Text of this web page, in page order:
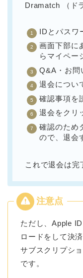
Dramatch （ド
IDとパスワ
画面下部に
らマイペー
Q&A・お問
退会につい
確認事項を
退会をクリ
確認のため
ので、退会
これで退会は完
ただし、Apple
ロードをして決
サブスクリプシ
です。